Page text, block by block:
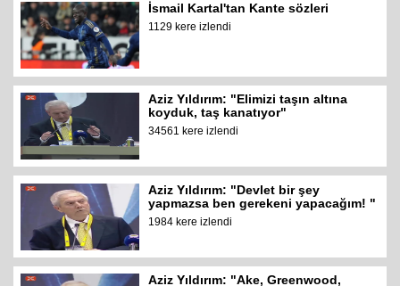
İsmail Kartal'tan Kante sözleri
1129 kere izlendi
Aziz Yıldırım: "Elimizi taşın altına
koyduk, taş kanatıyor"
34561 kere izlendi
Aziz Yıldırım: "Devlet bir şey
yapmazsa ben gerekeni yapacağım! "
1984 kere izlendi
Aziz Yıldırım: "Ake, Greenwood,